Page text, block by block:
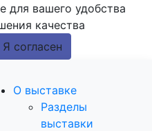
вашего удобства
качества
Я согласен
О выставке
Разделы
выставки